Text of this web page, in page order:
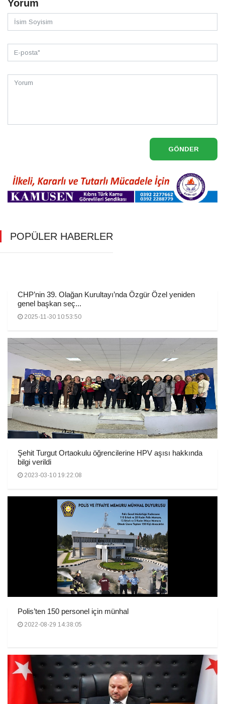
Yorum
GÖNDER
POPÜLER HABERLER
CHP’nin 39. Olağan Kurultayı’nda Özgür Özel yeniden
genel başkan seç...
2025-11-30 10:53:50
Şehit Turgut Ortaokulu öğrencilerine HPV aşısı hakkında
bilgi verildi
2023-03-10 19:22:08
Polis’ten 150 personel için münhal
2022-08-29 14:38:05